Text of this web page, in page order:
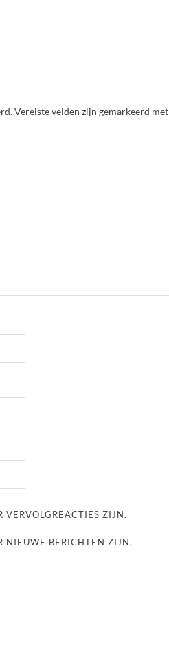
Vereiste velden zijn gemarkeerd met
VERVOLGREACTIES ZIJN.
NIEUWE BERICHTEN ZIJN.